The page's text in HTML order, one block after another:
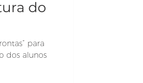
do
para
dos alunos